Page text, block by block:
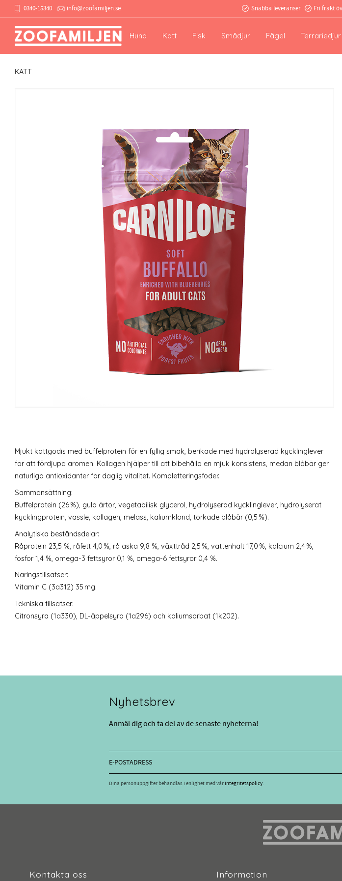
0340-15340 info@zoofamiljen.se Snabba leveranser Fri frakt
Hund Katt Fisk Smådjur Fågel Terrariedjur
KATT
Mjukt kattgodis med buffelprotein för en fyllig smak, berikade med hydrolyserad kycklinglever
för att fördjupa aromen. Kollagen hjälper till att bibehålla en mjuk konsistens, medan blåbär ger
naturliga antioxidanter för daglig vitalitet. Kompletteringsfoder.
Sammansättning:
Buffelprotein (26 %), gula ärtor, vegetabilisk glycerol, hydrolyserad kycklinglever, hydrolyserat
kycklingprotein, vassle, kollagen, melass, kaliumklorid, torkade blåbär (0,5 %).
Analytiska beståndsdelar:
Råprotein 23,5 %, råfett 4,0 %, rå aska 9,8 %, växttråd 2,5 %, vattenhalt 17,0 %, kalcium 2,4 %,
fosfor 1,4 %, omega-3 fettsyror 0,1 %, omega-6 fettsyror 0,4 %.
Näringstillsatser:
Vitamin C (3a312) 35 mg.
Tekniska tillsatser:
Citronsyra (1a330), DL-äppelsyra (1a296) och kaliumsorbat (1k202).
Nyhetsbrev
Anmäl dig och ta del av de senaste nyheterna!
Dina personuppgifter behandlas i enlighet med vårintegritetspolicy.
Kontakta oss Information